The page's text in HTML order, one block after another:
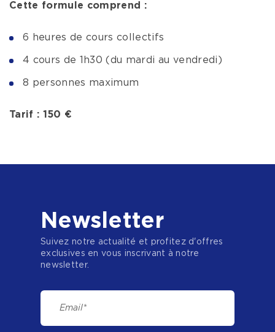
Cette formule comprend :
6 heures de cours collectifs
4 cours de 1h30 (du mardi au vendredi)
8 personnes maximum
Tarif : 150 €
Newsletter
Suivez notre actualité et profitez d'offres
exclusives en vous inscrivant à notre
newsletter.